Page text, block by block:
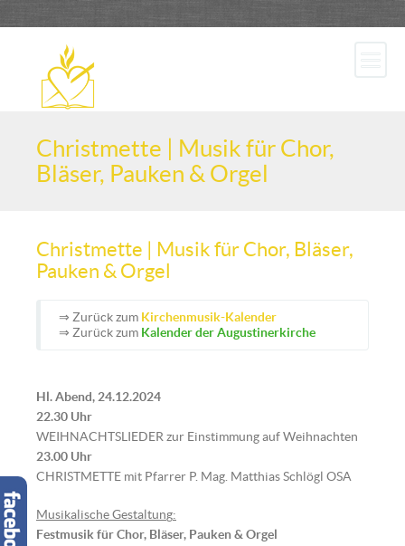
Christmette | Musik für Chor,
Bläser, Pauken & Orgel
Christmette | Musik für Chor, Bläser,
Pauken & Orgel
⇒ Zurück zum Kirchenmusik-Kalender
⇒ Zurück zum Kalender der Augustinerkirche
Hl. Abend, 24.12.2024
22.30 Uhr
WEIHNACHTSLIEDER zur Einstimmung auf Weihnachten
23.00 Uhr
CHRISTMETTE mit Pfarrer P. Mag. Matthias Schlögl OSA
Musikalische Gestaltung:
Festmusik für Chor, Bläser, Pauken & Orgel